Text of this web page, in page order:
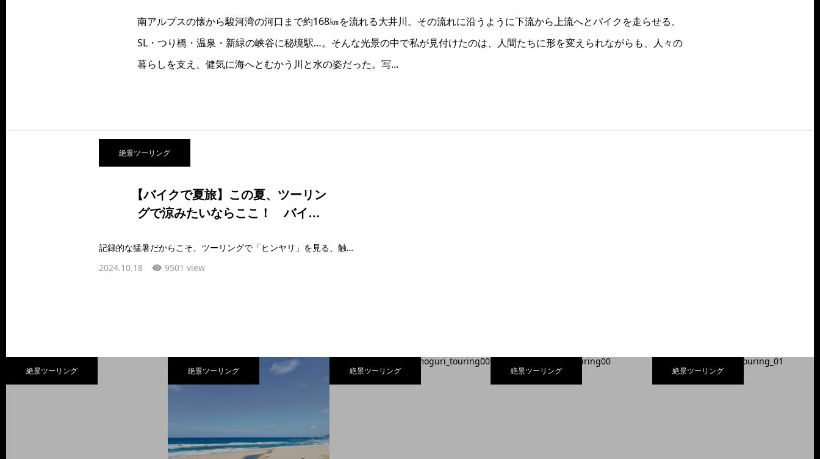
南アルプスの懐から駿河湾の河口まで約168㎞を流れる大井川。その流れに沿うように下流から上流へとバイクを走らせる。
SL・つり橋・温泉・新緑の峡谷に秘境駅…。そんな光景の中で私が見付けたのは、人間たちに形を変えられながらも、人々の
暮らしを支え、健気に海へとむかう川と水の姿だった。写…
絶景ツーリング
【バイクで夏旅】この夏、ツーリン
グで涼みたいならここ！ バイ…
記録的な猛暑だからこそ、ツーリングで「ヒンヤリ」を見る、触れる、食べる！いやはや、2018年の夏は異常なほどの暑さだ。このままでは暑さのせいでツーリングにも行きたくな…
2024.10.18
9501 view
絶景ツーリング 絶景ツーリング 絶景ツーリング 絶景ツーリング 絶景ツーリング